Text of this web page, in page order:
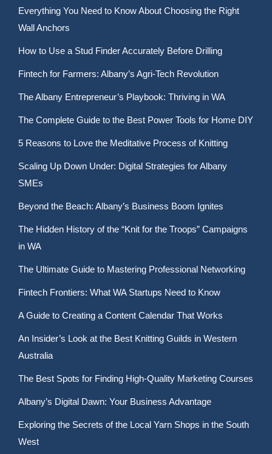
Everything You Need to Know About Choosing the Right
Wall Anchors
How to Use a Stud Finder Accurately Before Drilling
Fintech for Farmers: Albany’s Agri-Tech Revolution
The Albany Entrepreneur’s Playbook: Thriving in WA
The Complete Guide to the Best Power Tools for Home DIY
5 Reasons to Love the Meditative Process of Knitting
Scaling Up Down Under: Digital Strategies for Albany
SMEs
Beyond the Beach: Albany’s Business Boom Ignites
The Hidden History of the “Knit for the Troops” Campaigns
in WA
The Ultimate Guide to Mastering Professional Networking
Fintech Frontiers: What WA Startups Need to Know
A Guide to Creating a Content Calendar That Works
An Insider’s Look at the Best Knitting Guilds in Western
Australia
The Best Spots for Finding High-Quality Marketing Courses
Albany’s Digital Dawn: Your Business Advantage
Exploring the Secrets of the Local Yarn Shops in the South
West